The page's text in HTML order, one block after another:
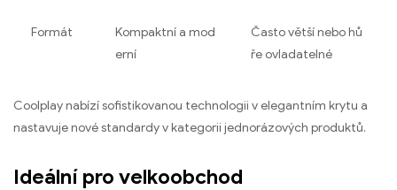
Formát
Kompaktní a mod
erní
Často větší nebo hů
ře ovladatelné
Coolplay nabízí sofistikovanou technologii v elegantním krytu a
nastavuje nové standardy v kategorii jednorázových produktů.
Ideální pro velkoobchod